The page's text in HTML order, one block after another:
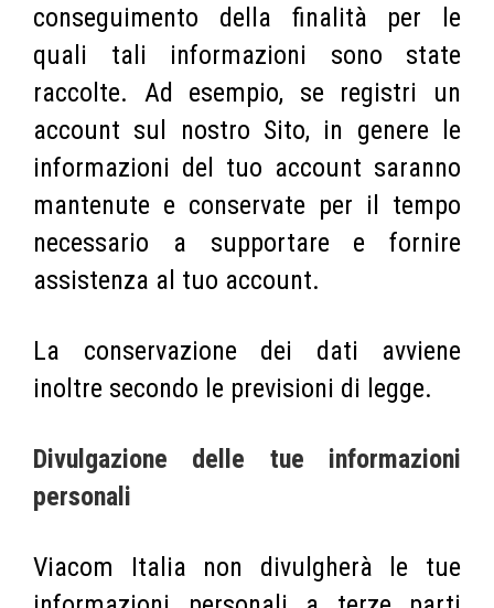
conseguimento della finalità per le
quali tali informazioni sono state
raccolte. Ad esempio, se registri un
account sul nostro Sito, in genere le
informazioni del tuo account saranno
mantenute e conservate per il tempo
necessario a supportare e fornire
assistenza al tuo account.
La conservazione dei dati avviene
inoltre secondo le previsioni di legge.
Divulgazione delle tue informazioni
personali
Viacom Italia non divulgherà le tue